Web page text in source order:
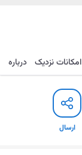
امکانات نزدیک درباره
ارسال